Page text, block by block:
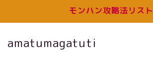
モンハン攻略法リスト
amatumagatuti